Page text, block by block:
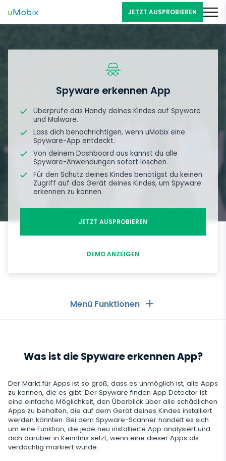
JETZT AUSPROBIEREN
Spyware erkennen App
Überprüfe das Handy deines Kindes auf Spyware
und Malware.
Lass dich benachrichtigen, wenn uMobix eine
Spyware-App entdeckt.
Von deinem Dashboard aus kannst du alle
Spyware-Anwendungen sofort löschen.
Für den Schutz deines Kindes benötigst du keinen
Zugriff auf das Gerät deines Kindes, um Spyware
erkennen zu können.
JETZT AUSPROBIEREN
DEMO ANZEIGEN
Menü Funktionen
Anruflisten
Text Message Tracker
GPS-Standorte
Keylogger
Messaging-Anwendungen
Messaging-Anwendungen
Whatsapp
Facebook Messenger
Zoom
Soziale Medien
Soziale Medien
Facebook
Instagram
Medien
Foto- und Video-Tracker
Internet
Was ist die Spyware erkennen App?
Der Markt für Apps ist so groß, dass es unmöglich ist, alle Apps
zu kennen, die es gibt. Der Spyware finden App Detector ist
eine einfache Möglichkeit, den Überblick über alle schädlichen
Apps zu behalten, die auf dem Gerät deines Kindes installiert
werden könnten. Bei dem Spyware-Scanner handelt es sich
um eine Funktion, die jede neu installierte App analysiert und
dich darüber in Kenntnis setzt, wenn eine dieser Apps als
verdächtig markiert wurde.